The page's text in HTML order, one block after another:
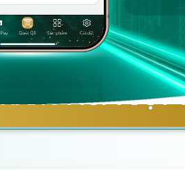
MỚI VƯỢT